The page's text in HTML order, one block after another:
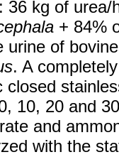
36 kg of urea/
+ 84%
urine of
. A
closed
10, 20 and
and
with the